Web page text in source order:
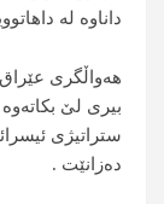
داناوە لە
هەواڵگری
بیری لێ
ستراتیژی
دەزانێت .